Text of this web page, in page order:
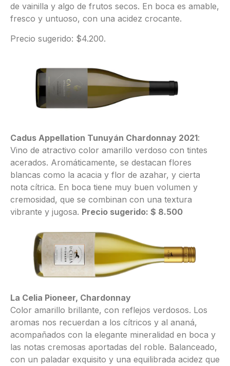
de vainilla y algo de frutos secos. En boca es amable,
fresco y untuoso, con una acidez crocante.
Precio sugerido: $4.200.
Cadus Appellation Tunuyán Chardonnay 2021:
Vino de atractivo color amarillo verdoso con tintes
acerados. Aromáticamente, se destacan flores
blancas como la acacia y flor de azahar, y cierta
nota cítrica. En boca tiene muy buen volumen y
cremosidad, que se combinan con una textura
vibrante y jugosa. Precio sugerido: $ 8.500
La Celia Pioneer, Chardonnay
Color amarillo brillante, con reflejos verdosos. Los
aromas nos recuerdan a los cítricos y al ananá,
acompañados con la elegante mineralidad en boca y
las notas cremosas aportadas del roble. Balanceado,
con un paladar exquisito y una equilibrada acidez que